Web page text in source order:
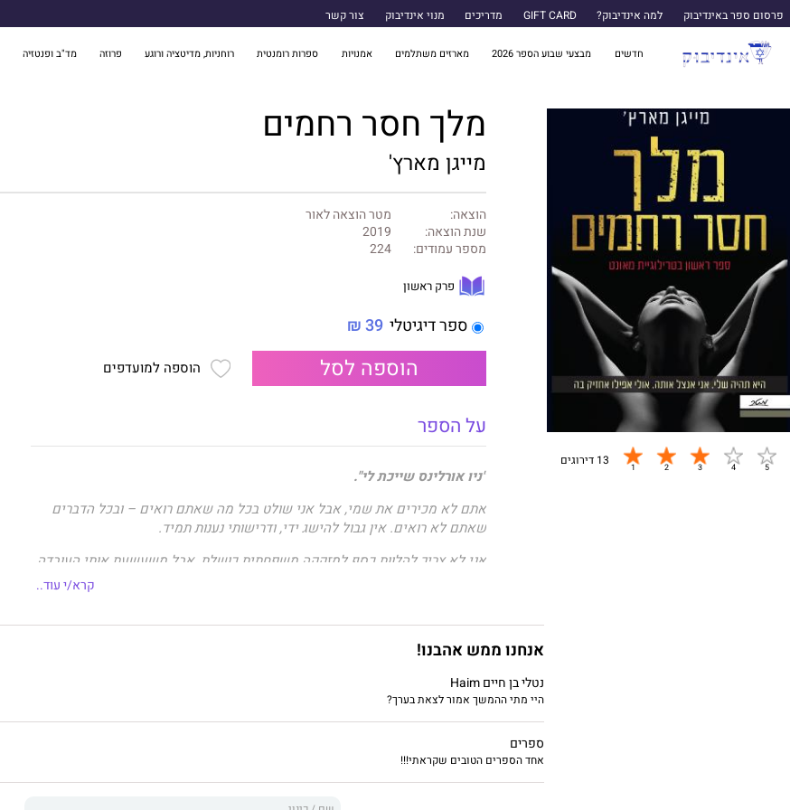
פרסום ספר באינדיבוק למה אינדיבוק? GIFT CARD מדריכים מנוי אינדיבוק צור קשר
חדשים מבצעי שבוע הספר 2026 מארזים משתלמים אמנויות ספרות רומנטית רוחניות, מדיטציה ורוגע פרוזה מד"ב ופנטזיה
13 דירוגים
מלך חסר רחמים
מייגן מארץ'
הוצאה:
מטר הוצאה לאור
שנת הוצאה:
2019
מספר עמודים:
224
פרק ראשון
ספר דיגיטלי 39 ₪
הוספה לסל הוספה למועדפים
על הספר
"ניו אורלינס שייכת לי".
אתם לא מכירים את שמי, אבל אני שולט בכל מה שאתם רואים – ובכל הדברים
שאתם לא רואים. אין גבול להישג ידי, ודרישותי נענות תמיד.
אני לא צריך להלוות כסף למזקקה משפחתית כושלת, אבל משעשעת אותי העובדה
היא היתה צריכה להיות זהירה יותר.
היא תהיה שלי. אני אנצל אותה. אולי אפילו אחזיק בה.
הגיע הזמן לגבות את החוב.
קרא/י עוד..
אנחנו ממש אהבנו!
נטלי בן חיים Haim
היי מתי ההמשך אמור לצאת בערך?
ספרים
אחד הספרים הטובים שקראתי!!!